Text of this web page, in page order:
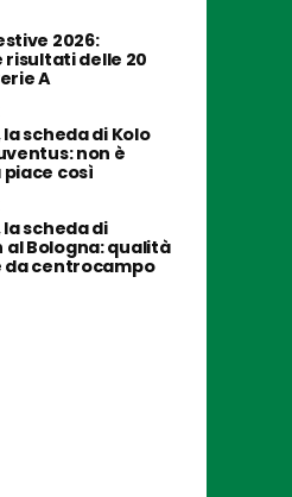
2026:
risultati delle 20
A
scheda di Kolo
non è
così
scheda di
Bologna: qualità
da centrocampo